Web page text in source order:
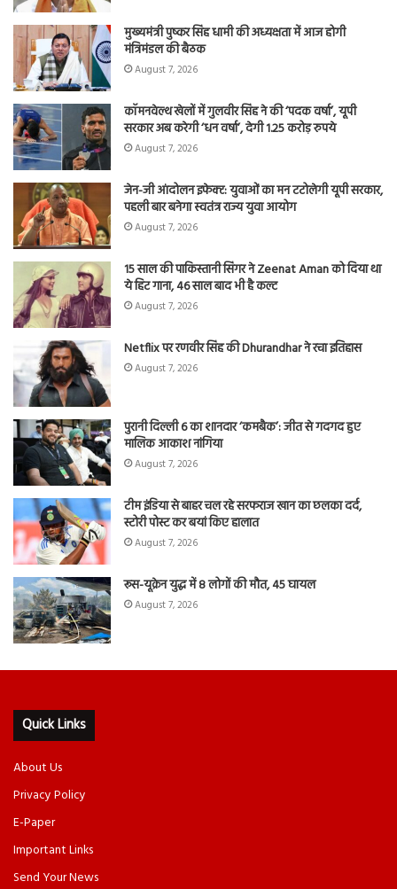
मुख्यमंत्री पुष्कर सिंह धामी की अध्यक्षता में आज होगी
मंत्रिमंडल की बैठक
August 7, 2026
कॉमनवेल्थ खेलों में गुलवीर सिंह ने की ‘पदक वर्षा’, यूपी
सरकार अब करेगी ‘धन वर्षा’, देगी 1.25 करोड़ रुपये
August 7, 2026
जेन-जी आंदोलन इफेक्ट: युवाओं का मन टटोलेगी यूपी सरकार,
पहली बार बनेगा स्वतंत्र राज्य युवा आयोग
August 7, 2026
15 साल की पाकिस्तानी सिंगर ने Zeenat Aman को दिया था
ये हिट गाना, 46 साल बाद भी है कल्ट
August 7, 2026
Netflix पर रणवीर सिंह की Dhurandhar ने रचा इतिहास
August 7, 2026
पुरानी दिल्ली 6 का शानदार ‘कमबैक’: जीत से गदगद हुए
मालिक आकाश नांगिया
August 7, 2026
टीम इंडिया से बाहर चल रहे सरफराज खान का छलका दर्द,
स्टोरी पोस्ट कर बयां किए हालात
August 7, 2026
रूस-यूक्रेन युद्ध में 8 लोगों की मौत, 45 घायल
August 7, 2026
Quick Links
About Us
Privacy Policy
E-Paper
Important Links
Send Your News